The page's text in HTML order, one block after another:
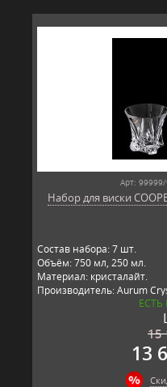
Арт:
Набор для виски
Состав набора: 7 шт.
Объём: 750 мл, 250 мл.
Материал: кристалайт.
Производитель: Aurum
15
13